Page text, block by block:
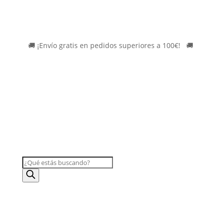
🚚 ¡Envío gratis en pedidos superiores a 100€! 🚚
BÚSQUEDA
DE
PRODUCTOS